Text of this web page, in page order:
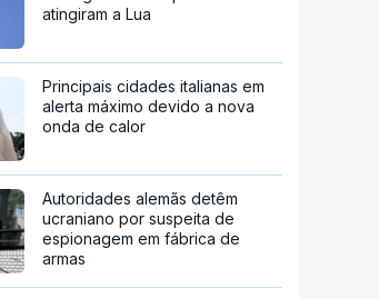
atingiram a Lua
Principais cidades italianas em
alerta máximo devido a nova
onda de calor
Autoridades alemãs detêm
ucraniano por suspeita de
espionagem em fábrica de
armas